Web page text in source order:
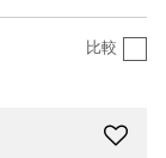
比較